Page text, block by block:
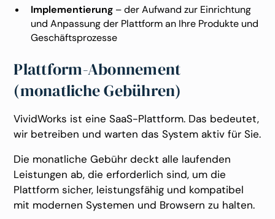
Implementierung– der Aufwand zur Einrichtung
und Anpassung der Plattform an Ihre Produkte und
Geschäftsprozesse
Plattform-Abonnement
(monatliche Gebühren)
VividWorks ist eine SaaS-Plattform. Das bedeutet,
wir betreiben und warten das System aktiv für Sie.
Die monatliche Gebühr deckt alle laufenden
Leistungen ab, die erforderlich sind, um die
Plattform sicher, leistungsfähig und kompatibel
mit modernen Systemen und Browsern zu halten.